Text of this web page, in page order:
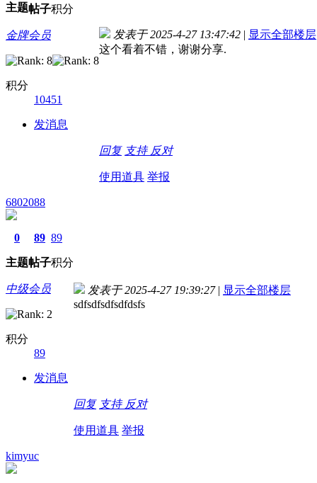
主题帖子积分
金牌会员
积分
10451
发消息
发表于 2025-4-27 13:47:42 | 显示全部楼层
这个看着不错，谢谢分享.
回复 支持 反对
使用道具 举报
6802088
0
主题
89
帖子
89
积分
中级会员
积分
89
发消息
发表于 2025-4-27 19:39:27 | 显示全部楼层
sdfsdfsdfsdfdsfs
回复 支持 反对
使用道具 举报
kimyuc